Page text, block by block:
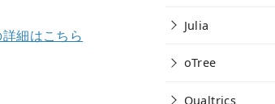
細はこちら
Julia
oTree
Qualtrics